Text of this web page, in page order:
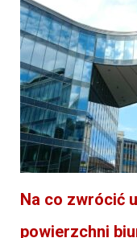
Na co zwrócić
powierzchni